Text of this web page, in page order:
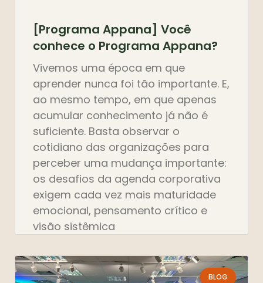
[Programa Appana] Você
conhece o Programa Appana?
Vivemos uma época em que
aprender nunca foi tão importante. E,
ao mesmo tempo, em que apenas
acumular conhecimento já não é
suficiente. Basta observar o
cotidiano das organizações para
perceber uma mudança importante:
os desafios da agenda corporativa
exigem cada vez mais maturidade
emocional, pensamento crítico e
visão sistêmica
BLOG